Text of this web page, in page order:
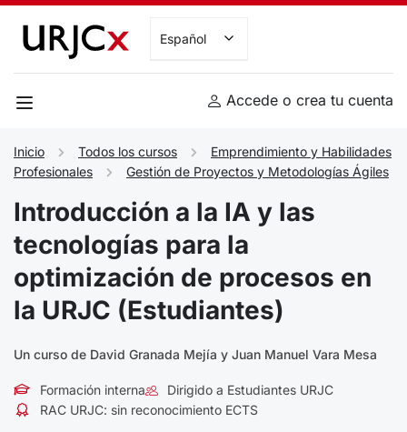
Español
Accede o crea tu cuenta
Inicio Todos los cursos
Emprendimiento y Habilidades
Profesionales
Gestión de Proyectos y Metodologías Ágiles
Introducción a la IA y las
tecnologías para la
optimización de procesos en
la URJC (Estudiantes)
Un curso de David Granada Mejía y Juan Manuel Vara Mesa
Formación interna
Dirigido a Estudiantes URJC
RAC URJC: sin reconocimiento ECTS